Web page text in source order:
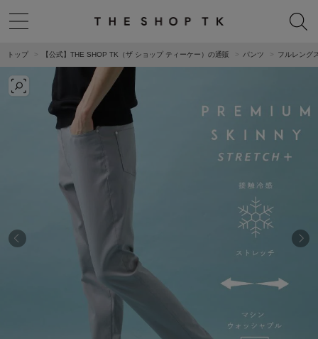
トップ 【公式】THE SHOP TK（ザ ショップ ティーケー）の通販 パンツ フルレング